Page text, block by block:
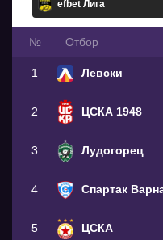
№ Oтбор
1 Левски
2 ЦСКА 1948
3 Лудогорец
4 Спартак
5 ЦСКА